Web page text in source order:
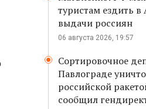
туристам ездить
выдачи россиян
06 августа 2026, 19:57
Сортировочное
Павлограде
российской
сообщил